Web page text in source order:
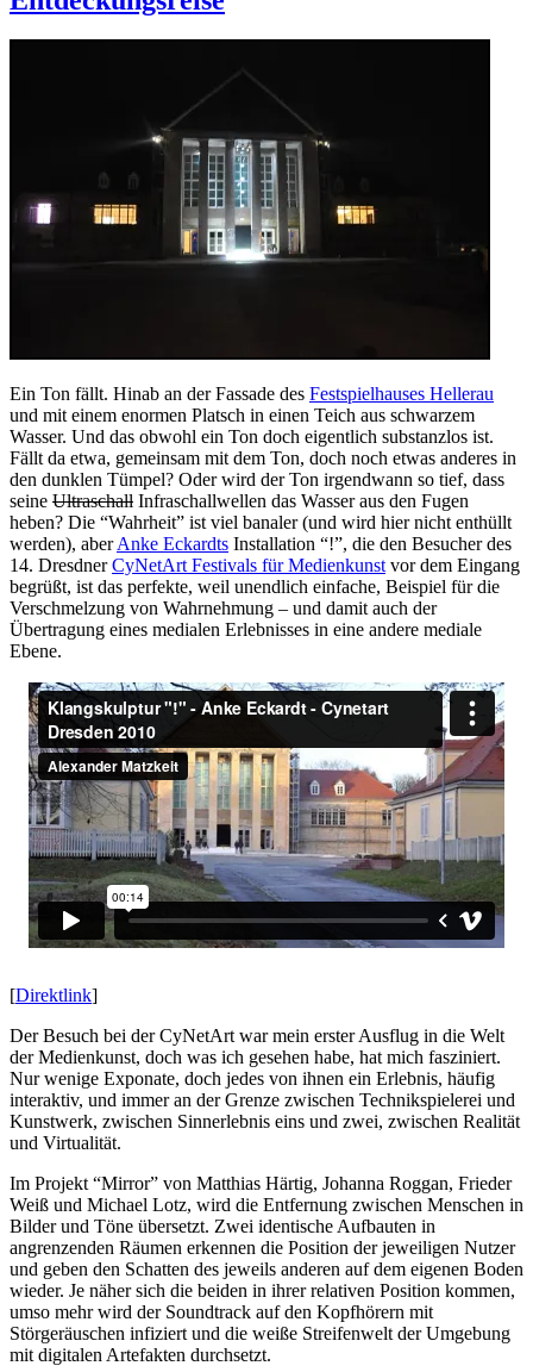
und
Ein Ton fällt. Hinab an der Fassade des Festspielhauses Hellerau
und mit einem enormen Platsch in einen Teich aus schwarzem
Wasser. Und das obwohl ein Ton doch eigentlich substanzlos ist.
Fällt da etwa, gemeinsam mit dem Ton, doch noch etwas anderes in
den dunklen Tümpel? Oder wird der Ton irgendwann so tief, dass
seine Ultraschall Infraschallwellen das Wasser aus den Fugen
heben? Die “Wahrheit” ist viel banaler (und wird hier nicht enthüllt
werden), aberAnke Eckardts Installation “!”, die den Besucher des
14. DresdnerCyNetArt Festivals für Medienkunstvor dem Eingang
begrüßt, ist das perfekte, weil unendlich einfache, Beispiel für die
Verschmelzung von Wahrnehmung – und damit auch der
Übertragung eines medialen Erlebnisses in eine andere mediale
Ebene.
[Direktlink]
Der Besuch bei der CyNetArt war mein erster Ausflug in die Welt
der Medienkunst, doch was ich gesehen habe, hat mich fasziniert.
Nur wenige Exponate, doch jedes von ihnen ein Erlebnis, häufig
interaktiv, und immer an der Grenze zwischen Technikspielerei und
Kunstwerk, zwischen Sinnerlebnis eins und zwei, zwischen Realität
und Virtualität.
Im Projekt “Mirror” von Matthias Härtig, Johanna Roggan, Frieder
Weiß und Michael Lotz, wird die Entfernung zwischen Menschen in
Bilder und Töne übersetzt. Zwei identische Aufbauten in
angrenzenden Räumen erkennen die Position der jeweiligen Nutzer
und geben den Schatten des jeweils anderen auf dem eigenen Boden
wieder. Je näher sich die beiden in ihrer relativen Position kommen,
umso mehr wird der Soundtrack auf den Kopfhörern mit
Störgeräuschen infiziert und die weiße Streifenwelt der Umgebung
mit digitalen Artefakten durchsetzt.